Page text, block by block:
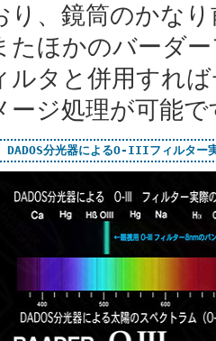
り、鏡筒のかな
たほかのバーダ
ルタと併用すれ
ージ処理が可能で
DADOS分光器によるO-IIIフィルター